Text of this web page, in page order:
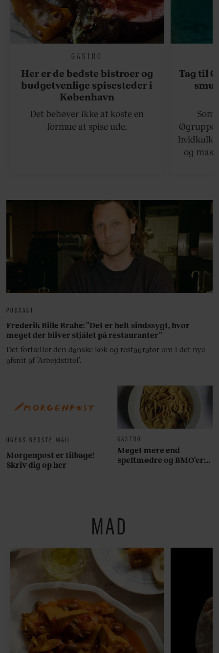
GASTRO
Her er de bedste bistroer og
budgetvenlige spisesteder i
København
Det behøver ikke at koste en
formue at spise ude.
Tag til
og
UGENS BEDSTE MAIL
Morgenpost er tilbage!
Skriv dig op her
GASTRO
Meget mere end
speltmødre og BMO’er:
PODCAST
Frederik Bille Brahe: ”Det er helt sindssygt, hvor
meget der bliver stjålet på restauranter”
Det fortæller den danske kok og restauratør om i det nye
afsnit af ’Arbejdstitel’.
MAD